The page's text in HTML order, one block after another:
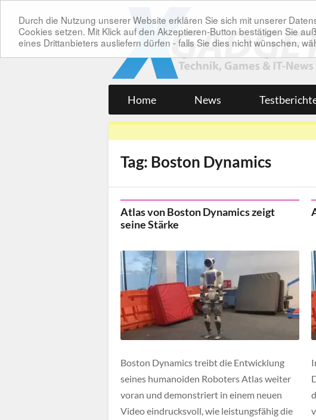
Durch die Nutzung unserer Website erklären Sie sich mit unserer
Cookies setzen. Mit Klick auf den Akzeptieren-Button bestätigen Sie
eines Drittanbieters ausliefern dürfen - falls Sie dies nicht wünschen,
Home News
Tag: Boston Dynamics
Atlas von Boston Dynamics zeigt
seine Stärke
Boston Dynamics treibt die Entwicklung
seines humanoiden Roboters Atlas weiter
voran und demonstriert in einem neuen
Video eindrucksvoll, wie leistungsfähig die